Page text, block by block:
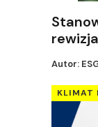
Autor:
KLIMAT